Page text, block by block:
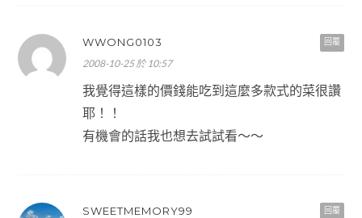
回覆
WWONG0103
2008-10-25 於 10:57
我覺得這樣的價錢能吃到這麼多款式的菜很讚
耶！！
有機會的話我也想去試試看～～
回覆
SWEETMEMORY99